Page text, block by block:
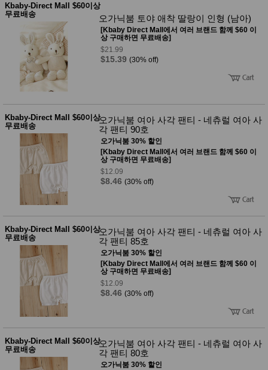
유아 이
유식
외출용
건강/미
용/식기
용품
성장발
용품
패
션
어른내
의
유/아동
내의
가방/지
갑/케이
패션/잡
생
활
세탁세
제
일상 돋
보기
침구용
생활/욕
실/청소
DECO
Pet
문 공연/행
사
Kbaby-Direct Mall $60이상
무료배송
오가닉붐 토야 애착 딸랑이 인형 (남아)
[Kbaby Direct Mall에서 여러 브랜드 함께 $60 이
상 구매하면 무료배송]
$21.99
$15.39 (30% off)
Kbaby-Direct Mall $60이상
무료배송
오가닉붐 여아 사각 팬티 - 네츄럴 여아 사
각 팬티 90호
오가닉붐 30% 할인
[Kbaby Direct Mall에서 여러 브랜드 함께 $60 이
상 구매하면 무료배송]
$12.09
$8.46 (30% off)
Kbaby-Direct Mall $60이상
무료배송
오가닉붐 여아 사각 팬티 - 네츄럴 여아 사
각 팬티 85호
오가닉붐 30% 할인
[Kbaby Direct Mall에서 여러 브랜드 함께 $60 이
상 구매하면 무료배송]
$12.09
$8.46 (30% off)
Kbaby-Direct Mall $60이상
무료배송
오가닉붐 여아 사각 팬티 - 네츄럴 여아 사
각 팬티 80호
오가닉붐 30% 할인